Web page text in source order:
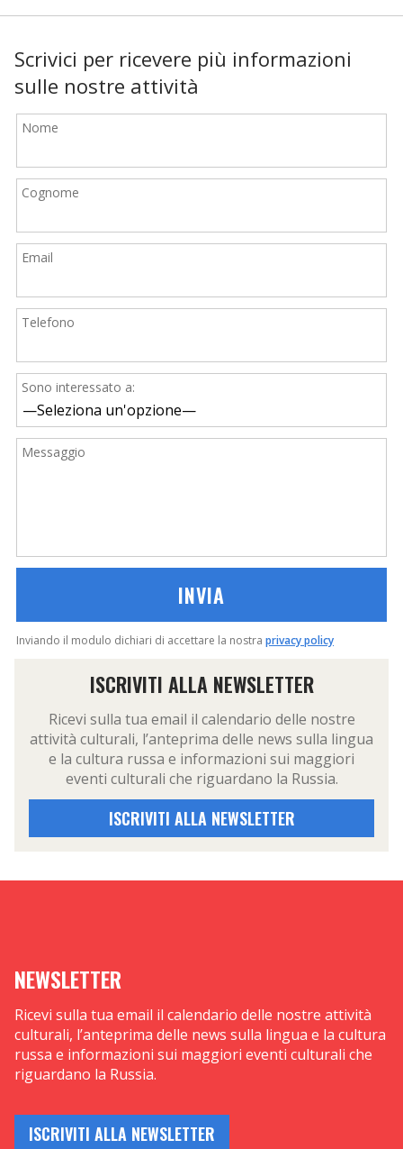
Scrivici per ricevere più informazioni
sulle nostre attività
Nome
Cognome
Email
Telefono
Sono interessato a:
Messaggio
Inviando il modulo dichiari di accettare la nostra privacy policy
ISCRIVITI ALLA NEWSLETTER
Ricevi sulla tua email il calendario delle nostre
attività culturali, l’anteprima delle news sulla lingua
e la cultura russa e informazioni sui maggiori
eventi culturali che riguardano la Russia.
ISCRIVITI ALLA NEWSLETTER
NEWSLETTER
Ricevi sulla tua email il calendario delle nostre attività
culturali, l’anteprima delle news sulla lingua e la cultura
russa e informazioni sui maggiori eventi culturali che
riguardano la Russia.
ISCRIVITI ALLA NEWSLETTER